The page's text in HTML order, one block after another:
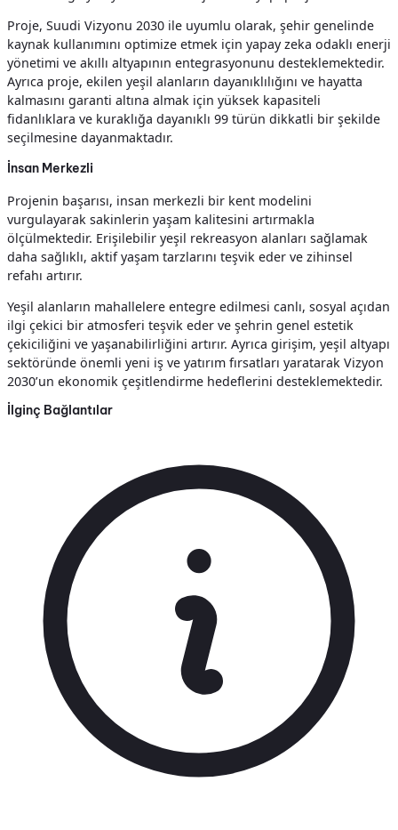
Proje, Suudi Vizyonu 2030 ile uyumlu olarak, şehir genelinde
kaynak kullanımını optimize etmek için yapay zeka odaklı enerji
yönetimi ve akıllı altyapının entegrasyonunu desteklemektedir.
Ayrıca proje, ekilen yeşil alanların dayanıklılığını ve hayatta
kalmasını garanti altına almak için yüksek kapasiteli
fidanlıklara ve kuraklığa dayanıklı 99 türün dikkatli bir şekilde
seçilmesine dayanmaktadır.
İnsan Merkezli
Projenin başarısı, insan merkezli bir kent modelini
vurgulayarak sakinlerin yaşam kalitesini artırmakla
ölçülmektedir. Erişilebilir yeşil rekreasyon alanları sağlamak
daha sağlıklı, aktif yaşam tarzlarını teşvik eder ve zihinsel
refahı artırır.
Yeşil alanların mahallelere entegre edilmesi canlı, sosyal açıdan
ilgi çekici bir atmosferi teşvik eder ve şehrin genel estetik
çekiciliğini ve yaşanabilirliğini artırır. Ayrıca girişim, yeşil altyapı
sektöründe önemli yeni iş ve yatırım fırsatları yaratarak Vizyon
2030’un ekonomik çeşitlendirme hedeflerini desteklemektedir.
İlginç Bağlantılar